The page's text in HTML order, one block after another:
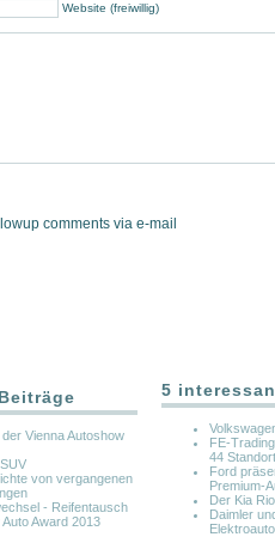
Website (freiwillig)
comments via e-mail
Vienna Autoshow
von vergangenen
- Reifentausch
Award 2013
5
FE-
44
Ford
Premium-
Der Kia Rio
Daimler
Elektroauto